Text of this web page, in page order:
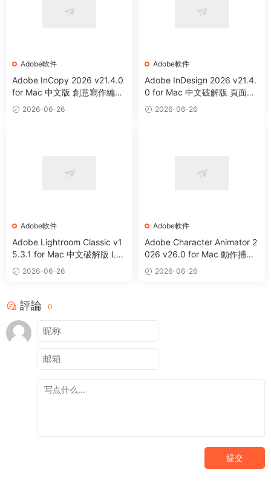
Adobe軟件
Adobe InCopy 2026 v21.4.0
for Mac 中文版 創意寫作編輯
軟件2026-06-26
Adobe軟件
Adobe InDesign 2026 v21.4.
0 for Mac 中文破解版 頁面設
計和布局軟件
2026-06-26
Adobe軟件
Adobe Lightroom Classic v1
5.3.1 for Mac 中文破解版 LR
C 圖片編輯整理軟件
2026-06-26
Adobe軟件
Adobe Character Animator 2
026 v26.0 for Mac 動作捕捉
及動畫制作軟件
2026-06-26
評論 0
提交